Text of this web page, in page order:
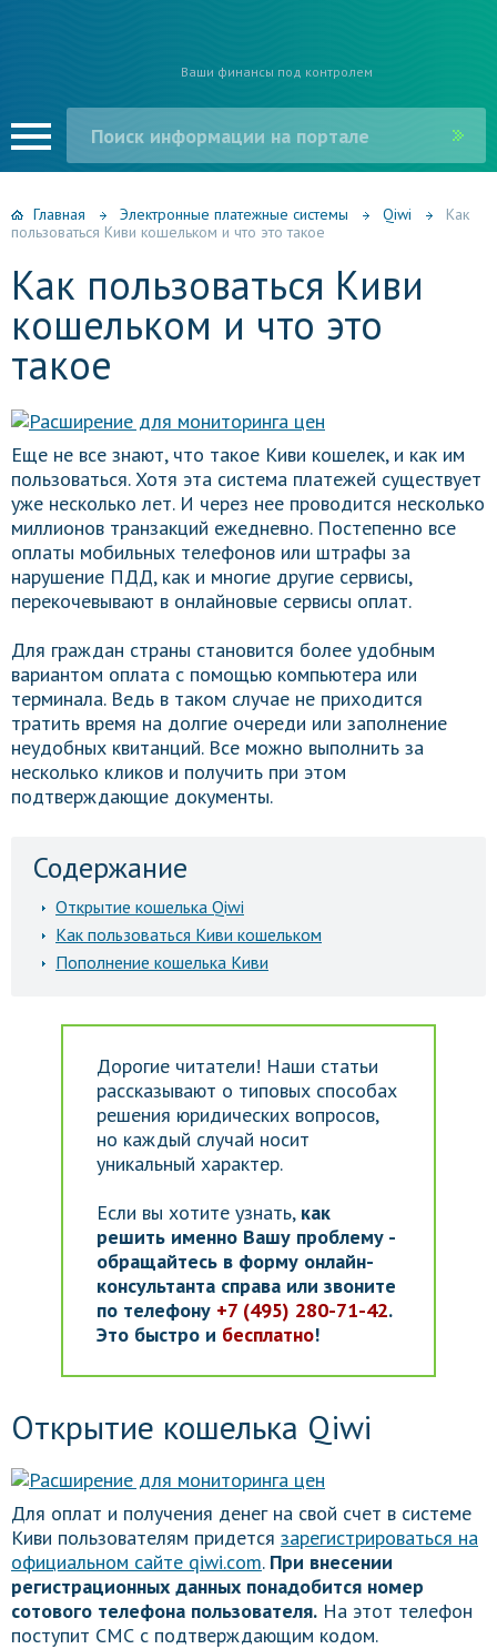
Ваши финансы под контролем
Главная Электронные платежные системы Qiwi
Как
пользоваться Киви кошельком и что это такое
Как пользоваться Киви
кошельком и что это
такое
Еще не все знают, что такое Киви кошелек, и как им
пользоваться. Хотя эта система платежей существует
уже несколько лет. И через нее проводится несколько
миллионов транзакций ежедневно. Постепенно все
оплаты мобильных телефонов или штрафы за
нарушение ПДД, как и многие другие сервисы,
перекочевывают в онлайновые сервисы оплат.
Для граждан страны становится более удобным
вариантом оплата с помощью компьютера или
терминала. Ведь в таком случае не приходится
тратить время на долгие очереди или заполнение
неудобных квитанций. Все можно выполнить за
несколько кликов и получить при этом
подтверждающие документы.
Содержание
Открытие кошелька Qiwi
Как пользоваться Киви кошельком
Пополнение кошелька Киви
Дорогие читатели! Наши статьи
рассказывают о типовых способах
решения юридических вопросов,
но каждый случай носит
уникальный характер.
Если вы хотите узнать, как
решить именно Вашу проблему -
обращайтесь в форму онлайн-
консультанта справа или звоните
по телефону +7 (495) 280-71-42.
Это быстро и бесплатно!
Открытие кошелька Qiwi
Для оплат и получения денег на свой счет в системе
Киви пользователям придется зарегистрироваться на
официальном сайте qiwi.com. При внесении
регистрационных данных понадобится номер
сотового телефона пользователя. На этот телефон
поступит СМС с подтверждающим кодом.